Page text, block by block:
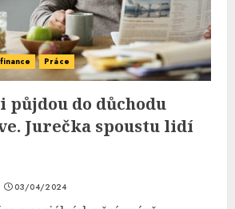
Práce
půjdou do důchodu
Jurečka spoustu lidí
03/04/2024